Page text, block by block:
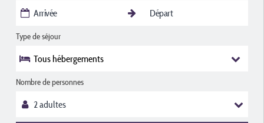
Type de séjour
Tous hébergements
Nombre de personnes